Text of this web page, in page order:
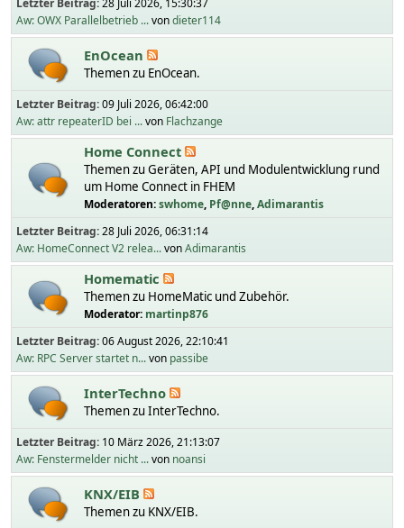
Letzter Beitrag:28 Juli 2026, 15:30:37
Aw: OWX Parallelbetrieb ...vondieter114
EnOcean
Themen zu EnOcean.
Letzter Beitrag:09 Juli 2026, 06:42:00
Aw: attr repeaterID bei ...von Flachzange
Home Connect
Themen zu Geräten, API und Modulentwicklung rund
um Home Connect in FHEM
Moderatoren:swhome, Pf@nne,Adimarantis
Letzter Beitrag:28 Juli 2026, 06:31:14
Aw: HomeConnect V2 relea...vonAdimarantis
Homematic
Themen zu HomeMatic und Zubehör.
Moderator: martinp876
Letzter Beitrag:06 August 2026, 22:10:41
Aw: RPC Server startet n...von passibe
InterTechno
Themen zu InterTechno.
Letzter Beitrag: 10 März 2026, 21:13:07
Aw: Fenstermelder nicht ...von noansi
KNX/EIB
Themen zu KNX/EIB.